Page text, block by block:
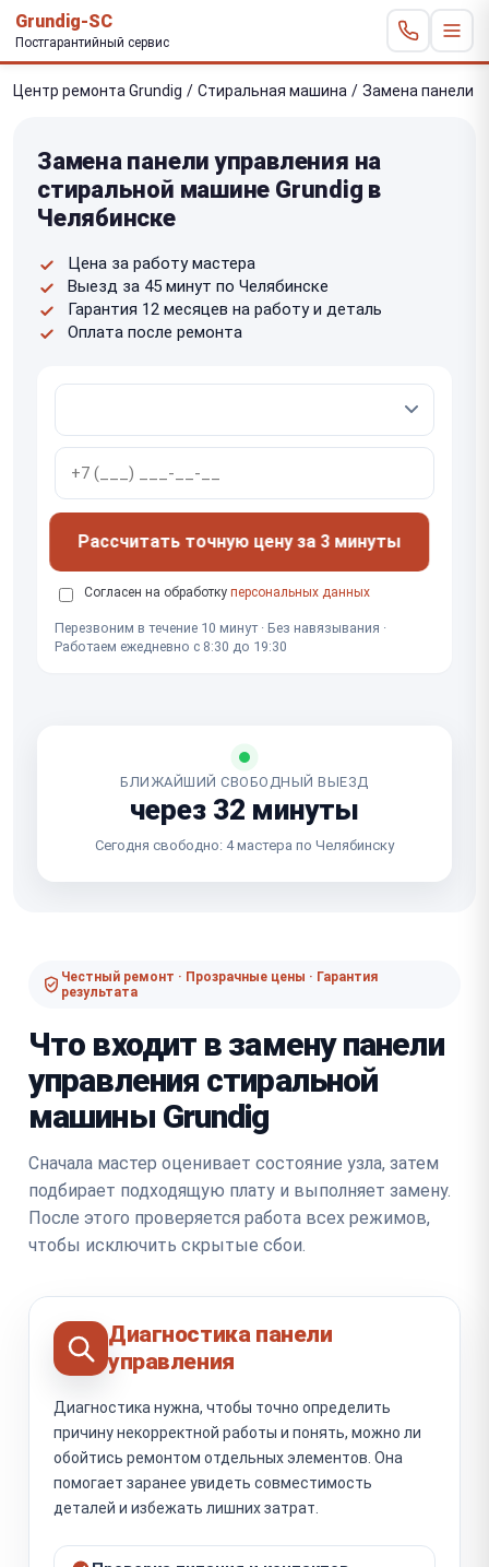
Grundig-SC
Постгарантийный сервис
Центр ремонта Grundig / Стиральная машина / Замена панели
Замена панели управления на
стиральной машине Grundig в
Челябинске
Цена за работу мастера
Выезд за 45 минут по Челябинске
Гарантия 12 месяцев на работу и деталь
Оплата после ремонта
Рассчитать точную цену за 3 минуты
Согласен на обработку персональных данных
Перезвоним в течение 10 минут · Без навязывания ·
Работаем ежедневно с 8:30 до 19:30
БЛИЖАЙШИЙ СВОБОДНЫЙ ВЫЕЗД
через 32 минуты
Сегодня свободно: 4 мастера по Челябинску
Честный ремонт · Прозрачные цены · Гарантия
результата
Что входит в замену панели
управления стиральной
машины Grundig
Сначала мастер оценивает состояние узла, затем
подбирает подходящую плату и выполняет замену.
После этого проверяется работа всех режимов,
чтобы исключить скрытые сбои.
Диагностика панели
управления
Диагностика нужна, чтобы точно определить
причину некорректной работы и понять, можно ли
обойтись ремонтом отдельных элементов. Она
помогает заранее увидеть совместимость
деталей и избежать лишних затрат.